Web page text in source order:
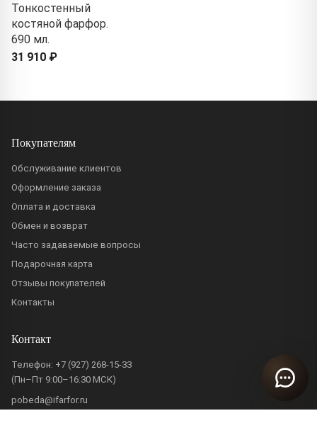
Тонкостенный
костяной фарфор.
690 мл.
31 910 ₽
Покупателям
Обслуживание клиентов
Оформление заказа
Оплата и доставка
Обмен и возврат
Часто задаваемые вопросы
Подарочная карта
Отзывы покупателей
Контакты
Контакт
Телефон: +7 (927) 268-15-33
(Пн–Пт 9:00–16:30 МСК)
pobeda@ifarfor.ru